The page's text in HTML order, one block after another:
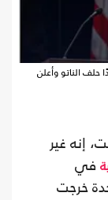
الناتو وأعلن
إنه غير
في
خرجت